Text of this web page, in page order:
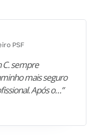
PSF
C. sempre
mais seguro
Após o…”